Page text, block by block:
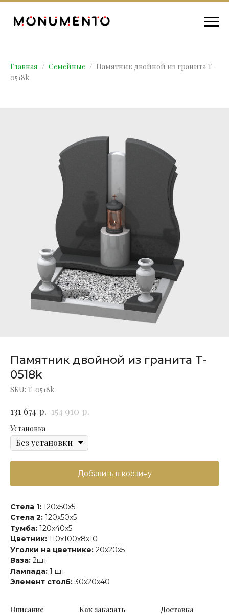
Главная Семейные
Памятник двойной из гранита T-
0518k
Памятник двойной из гранита T-
0518k
SKU: T-0518k
131 674 р. 154 910 р.
Установка
Добавить в корзину
Стела 1: 120х50х5
Стела 2: 120х50х5
Тумба: 120х40х5
Цветник: 110х100х8х10
Уголки на цветнике: 20х20х5
Ваза: 2шт
Лампада: 1 шт
Элемент столб:30х20х40
Описание Как заказать Доставка